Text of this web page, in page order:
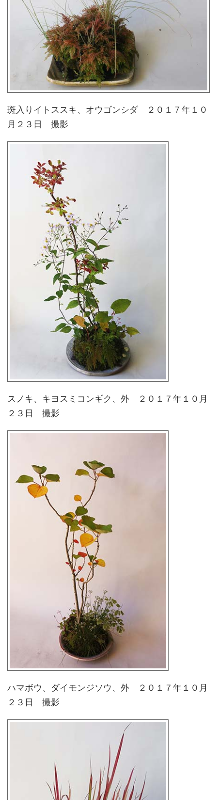
斑入りイトススキ、オウゴンシダ ２０１７年１０
月２３日 撮影
スノキ、キヨスミコンギク、外 ２０１７年１０月
２３日 撮影
ハマボウ、ダイモンジソウ、外 ２０１７年１０月
２３日 撮影